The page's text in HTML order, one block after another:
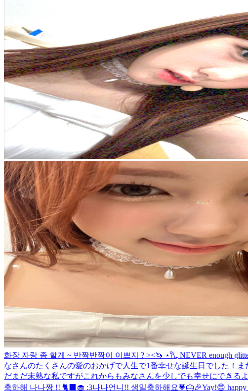
화장 자랑 좀 할게 ~ 반짝반짝이 이쁘지 ? ><🦄 ⋆𐙚₊ NEVER enough
なさんのたくさんの愛のおかげで人生で1番幸せな誕生日でした！
だまだ未熟な私ですがこれからもみなさんを少しでも幸せにできる
축하해 나나짱 !! 🐈‍⬛🧁 :3나나언니!! 생일축하해요💗🎂🎉Yay!😍